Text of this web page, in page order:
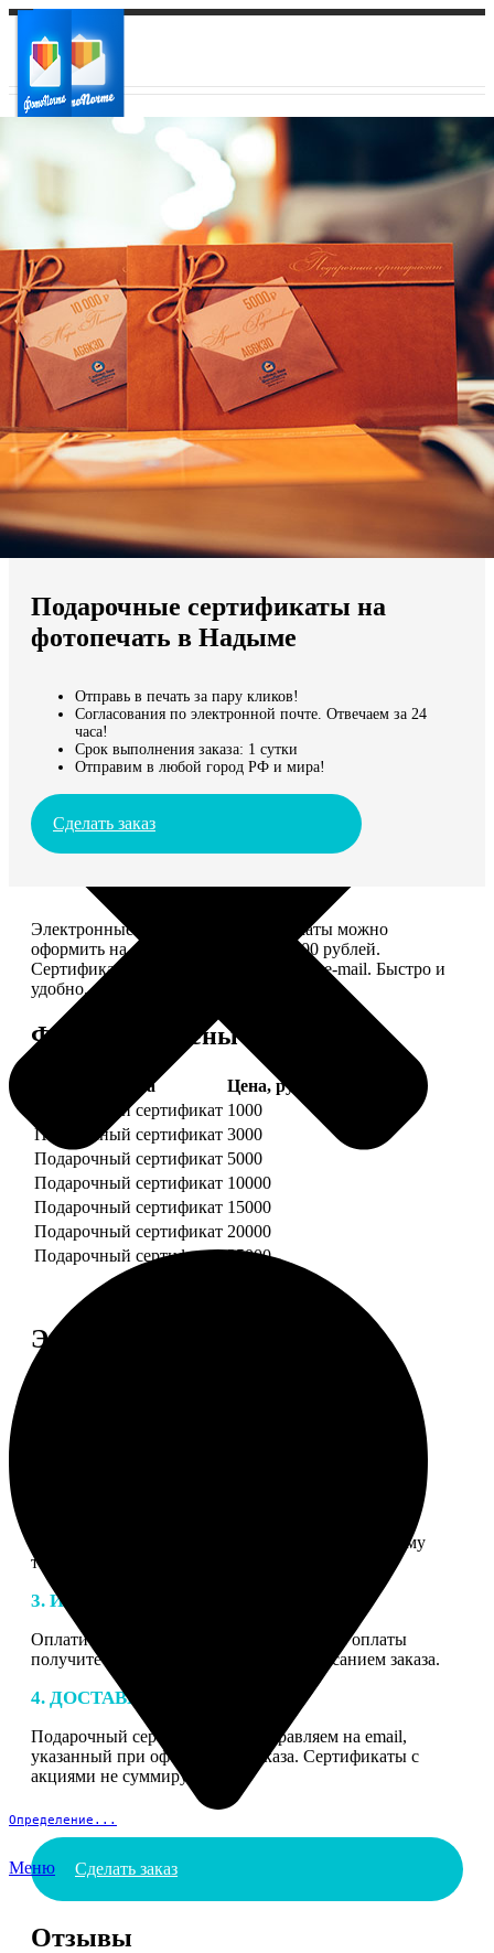
Ваш регион доставки
Выберите из списка:
Мы доставляем по всему миру
Продолжить без города
Определение...
Меню
Подарочные сертификаты на
фотопечать в Надыме
Отправь в печать за пару кликов!
Согласования по электронной почте. Отвечаем за 24
часа!
Срок выполнения заказа: 1 сутки
Отправим в любой город РФ и мира!
Сделать заказ
Электронные подарочные сертификаты можно
оформить на сумму от 1 000 до 25 000 рублей.
Сертификат вы сможете отправить по e-mail. Быстро и
удобно.
Форматы и цены
Услуга
Цена, руб.
Подарочный сертификат 1000
Подарочный сертификат 3000
Подарочный сертификат 5000
Подарочный сертификат 10000
Подарочный сертификат 15000
Подарочный сертификат 20000
Подарочный сертификат 25000
Этапы работы
специалисты могут связаться с Вами по указанному
телефону или email для согласования деталей.
3. ИЗГОТОВЛЕНИЕ
Оплатите заказ банковской картой. После оплаты
получите подтверждение на email с описанием заказа.
4. ДОСТАВКА И ОПЛАТА
Подарочный сертификат мы отправляем на email,
указанный при оформлении заказа. Сертификаты с
акциями не суммируются.
Сделать заказ
Отзывы